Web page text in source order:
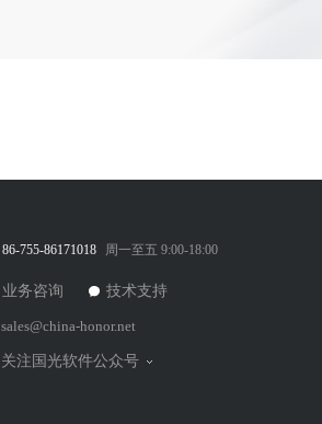
86-755-86171018 周一至五 9:00-18:00
业务咨询 技术支持
sales@china-honor.net
关注国光软件公众号